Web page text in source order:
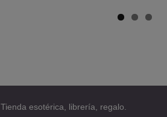
Tienda esotérica, librería, regalo.